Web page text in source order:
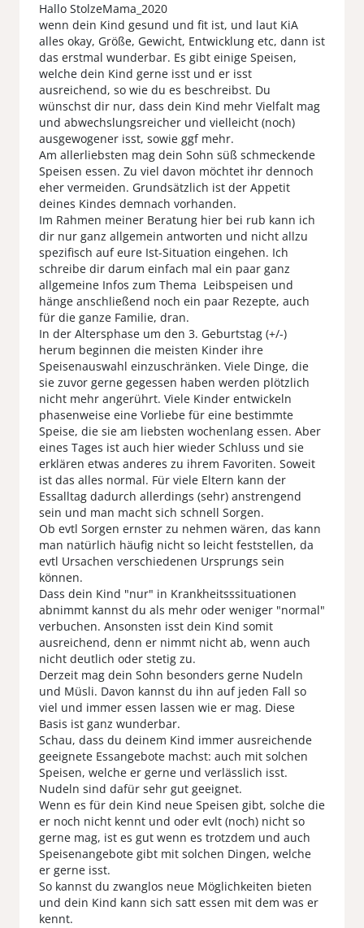
Hallo StolzeMama_2020
wenn dein Kind gesund und fit ist, und laut KiA
alles okay, Größe, Gewicht, Entwicklung etc, dann ist
das erstmal wunderbar. Es gibt einige Speisen,
welche dein Kind gerne isst und er isst
ausreichend, so wie du es beschreibst. Du
wünschst dir nur, dass dein Kind mehr Vielfalt mag
und abwechslungsreicher und vielleicht (noch)
ausgewogener isst, sowie ggf mehr.
Am allerliebsten mag dein Sohn süß schmeckende
Speisen essen. Zu viel davon möchtet ihr dennoch
eher vermeiden. Grundsätzlich ist der Appetit
deines Kindes demnach vorhanden.
Im Rahmen meiner Beratung hier bei rub kann ich
dir nur ganz allgemein antworten und nicht allzu
spezifisch auf eure Ist-Situation eingehen. Ich
schreibe dir darum einfach mal ein paar ganz
allgemeine Infos zum Thema Leibspeisen und
hänge anschließend noch ein paar Rezepte, auch
für die ganze Familie, dran.
In der Altersphase um den 3. Geburtstag (+/-)
herum beginnen die meisten Kinder ihre
Speisenauswahl einzuschränken. Viele Dinge, die
sie zuvor gerne gegessen haben werden plötzlich
nicht mehr angerührt. Viele Kinder entwickeln
phasenweise eine Vorliebe für eine bestimmte
Speise, die sie am liebsten wochenlang essen. Aber
eines Tages ist auch hier wieder Schluss und sie
erklären etwas anderes zu ihrem Favoriten. Soweit
ist das alles normal. Für viele Eltern kann der
Essalltag dadurch allerdings (sehr) anstrengend
sein und man macht sich schnell Sorgen.
Ob evtl Sorgen ernster zu nehmen wären, das kann
man natürlich häufig nicht so leicht feststellen, da
evtl Ursachen verschiedenen Ursprungs sein
können.
Dass dein Kind "nur" in Krankheitsssituationen
abnimmt kannst du als mehr oder weniger "normal"
verbuchen. Ansonsten isst dein Kind somit
ausreichend, denn er nimmt nicht ab, wenn auch
nicht deutlich oder stetig zu.
Derzeit mag dein Sohn besonders gerne Nudeln
und Müsli. Davon kannst du ihn auf jeden Fall so
viel und immer essen lassen wie er mag. Diese
Basis ist ganz wunderbar.
Schau, dass du deinem Kind immer ausreichende
geeignete Essangebote machst: auch mit solchen
Speisen, welche er gerne und verlässlich isst.
Nudeln sind dafür sehr gut geeignet.
Wenn es für dein Kind neue Speisen gibt, solche die
er noch nicht kennt und oder evlt (noch) nicht so
gerne mag, ist es gut wenn es trotzdem und auch
Speisenangebote gibt mit solchen Dingen, welche
er gerne isst.
So kannst du zwanglos neue Möglichkeiten bieten
und dein Kind kann sich satt essen mit dem was er
kennt.